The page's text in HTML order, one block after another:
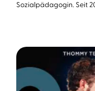
Sozialpädagogin. Seit